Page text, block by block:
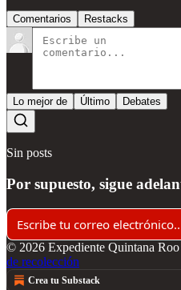
Comentarios Restacks
Lo mejor de Último Debates
Sin posts
Por supuesto, sigue
© 2026 Expediente Quintana Roo
de recolección
Crea tu Substack